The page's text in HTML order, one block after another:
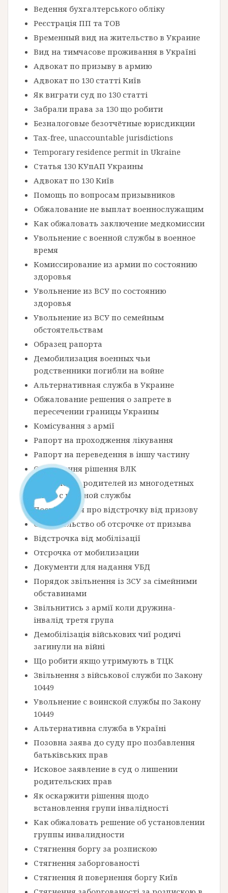
Ведення бухгалтерського обліку
Реєстрація ПП та ТОВ
Временный вид на жительство в Украине
Вид на тимчасове проживання в Україні
Адвокат по призыву в армию
Адвокат по 130 статті Київ
Як виграти суд по 130 статті
Забрали права за 130 що робити
Безналоговые безотчётные юрисдикции
Tax-free, unaccountable jurisdictions
Temporary residence permit in Ukraine
Статья 130 КУпАП Украины
Адвокат по 130 Київ
Помощь по вопросам призывников
Обжалование не выплат военнослужащим
Как обжаловать заключение медкомиссии
Увольнение с военной службы в военное
время
Комиссирование из армии по состоянию
здоровья
Увольнение из ВСУ по состоянию
здоровья
Увольнение из ВСУ по семейным
обстоятельствам
Образец рапорта
Демобилизация военных чьи
родственники погибли на войне
Альтернативная служба в Украине
Обжалование решения о запрете в
пересечении границы Украины
Комісування з армії
Рапорт на проходження лікування
Рапорт на переведення в іншу частину
Оскарження рішення ВЛК
Увольнение родителей из многодетных
семей с военной службы
Посвідчення про відстрочку від призову
Свидетельство об отсрочке от призыва
Відстрочка від мобілізації
Отсрочка от мобилизации
Документи для надання УБД
Порядок звільнення із ЗСУ за сімейними
обставинами
Звільнитись з армії коли дружина-
інвалід третя група
Демобілізація військових чиї родичі
загинули на війні
Що робити якщо утримують в ТЦК
Звільнення з військової служби по Закону
10449
Увольнение с воинской службы по Закону
10449
Альтернативна служба в Україні
Позовна заява до суду про позбавлення
батьківських прав
Исковое заявление в суд о лишении
родительских прав
Як оскаржити рішення щодо
встановлення групи інвалідності
Как обжаловать решение об установлении
группы инвалидности
Стягнення боргу за розпискою
Стягнення заборгованості
Стягнення й повернення боргу Київ